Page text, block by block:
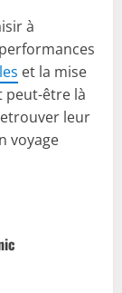
à
et la mise
peut-être là
leur
voyage